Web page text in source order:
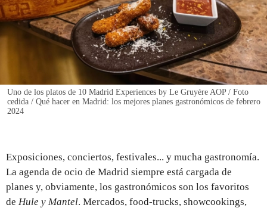
Uno de los platos de 10 Madrid Experiences by Le Gruyère AOP / Foto
cedida / Qué hacer en Madrid: los mejores planes gastronómicos de febrero
2024
Exposiciones, conciertos, festivales... y mucha gastronomía.
La agenda de ocio de Madrid siempre está cargada de
planes y, obviamente, los gastronómicos son los favoritos
de Hule y Mantel. Mercados, food-trucks, showcookings,